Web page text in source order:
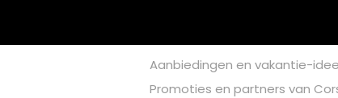
Aanbiedingen en vakantie-
Promoties en partners van